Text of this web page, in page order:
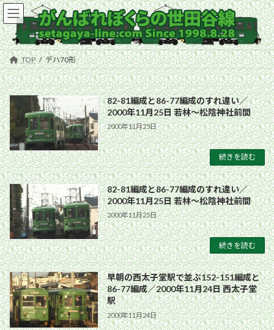
コ
ン
テ
ン
ツ
へ
ス
キ
ッ
プ
ナ
ビ
ゲ
ー
シ
ョ
ン
に
移
動
TOP デハ70形
82-81編成と86-77編成のすれ違い／
2000年11月25日 若林〜松陰神社前間
2000年11月25日
続きを読む
82-81編成と86-77編成のすれ違い／
2000年11月25日 若林〜松陰神社前間
2000年11月25日
続きを読む
早朝の西太子堂駅で並ぶ152-151編成と
86-77編成／2000年11月24日 西太子堂
駅
2000年11月24日